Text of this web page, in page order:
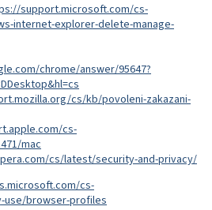
support.microsoft.com/cs-
internet-explorer-delete-manage-
chrome/answer/95647?
cs/kb/povoleni-zakazani-
cs-
mac
cs/latest/security-and-privacy/
cs-
use/browser-profiles